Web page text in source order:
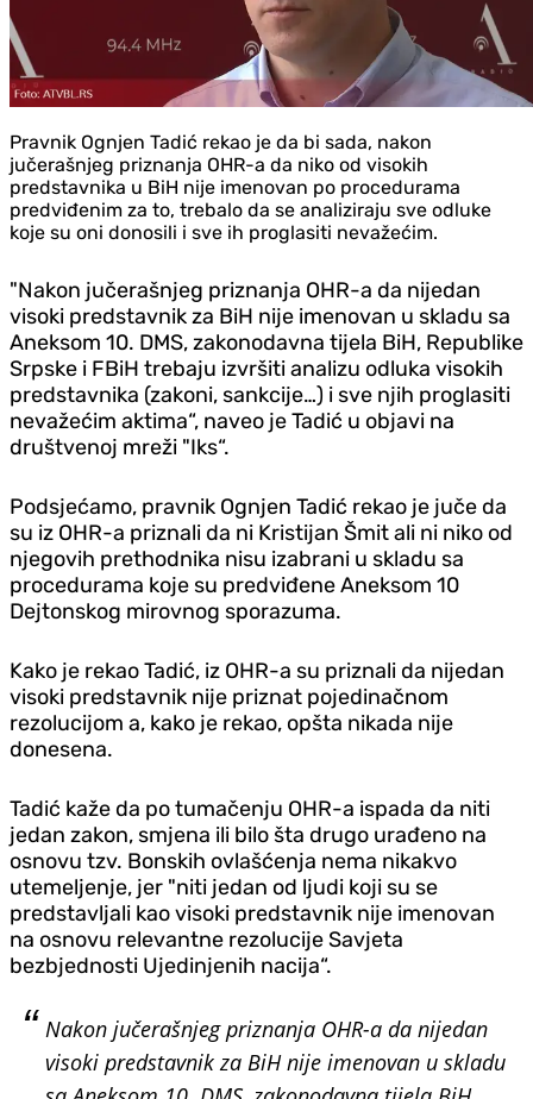
Pravnik Ognjen Tadić rekao je da bi sada, nakon
jučerašnjeg priznanja OHR-a da niko od visokih
predstavnika u BiH nije imenovan po procedurama
predviđenim za to, trebalo da se analiziraju sve odluke
koje su oni donosili i sve ih proglasiti nevažećim.
"Nakon jučerašnjeg priznanja OHR-a da nijedan
visoki predstavnik za BiH nije imenovan u skladu sa
Aneksom 10. DMS, zakonodavna tijela BiH, Republike
Srpske i FBiH trebaju izvršiti analizu odluka visokih
predstavnika (zakoni, sankcije…) i sve njih proglasiti
nevažećim aktima“, naveo je Tadić u objavi na
društvenoj mreži "Iks“.
Podsjećamo, pravnik Ognjen Tadić rekao je juče da
su iz OHR-a priznali da ni Kristijan Šmit ali ni niko od
njegovih prethodnika nisu izabrani u skladu sa
procedurama koje su predviđene Aneksom 10
Dejtonskog mirovnog sporazuma.
Kako je rekao Tadić, iz OHR-a su priznali da nijedan
visoki predstavnik nije priznat pojedinačnom
rezolucijom a, kako je rekao, opšta nikada nije
donesena.
Tadić kaže da po tumačenju OHR-a ispada da niti
jedan zakon, smjena ili bilo šta drugo urađeno na
osnovu tzv. Bonskih ovlašćenja nema nikakvo
utemeljenje, jer "niti jedan od ljudi koji su se
predstavljali kao visoki predstavnik nije imenovan
na osnovu relevantne rezolucije Savjeta
bezbjednosti Ujedinjenih nacija“.
Nakon jučerašnjeg priznanja OHR-a da nijedan
visoki predstavnik za BiH nije imenovan u skladu